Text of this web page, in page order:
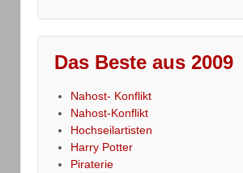
Das Beste aus 2009
Nahost- Konflikt
Nahost-Konflikt
Hochseilartisten
Harry Potter
Piraterie